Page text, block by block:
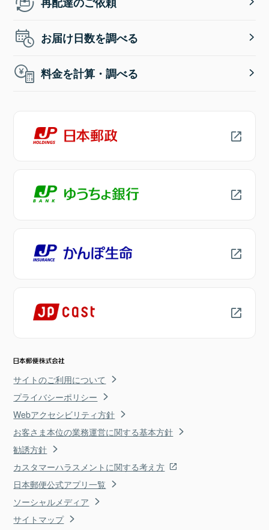
お届け日数を調べる
料金を計算・調べる
サイトのご利用について
プライバシーポリシー
Webアクセシビリティ方針
お客さま本位の業務運営に関する基本方針
勧誘方針
カスタマーハラスメントに関する考え方
日本郵便公式アプリ一覧
ソーシャルメディア
サイトマップ